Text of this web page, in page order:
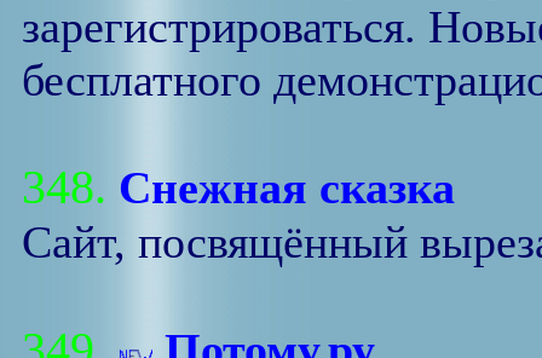
зарегистрироваться.
бесплатного
348. Снежная сказка
Сайт, посвящённый